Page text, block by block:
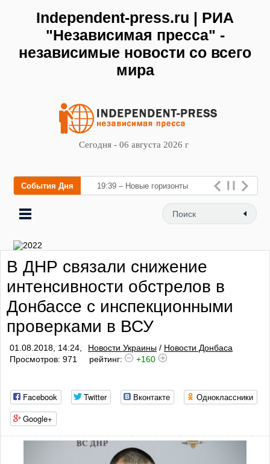
Independent-press.ru | РИА
"Независимая пресса" -
независимые новости со всего
мира
Сегодня - 06 августа 2026 г
События Дня 19:39 – Новые горизонты
флебологии: в Москве
открылся «Городской центр
В ДНР связали снижение
интенсивности обстрелов в
Донбассе с инспекционными
проверками в ВСУ
01.08.2018, 14:24, Новости Украины / Новости Донбаса
Просмотров: 971
рейтинг: +160
Facebook Twitter Вконтакте
Одноклассники
Google+